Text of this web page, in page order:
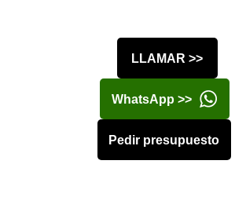
LLAMAR >>
WhatsApp >>
Pedir presupuesto